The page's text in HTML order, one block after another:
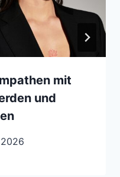
mit
und